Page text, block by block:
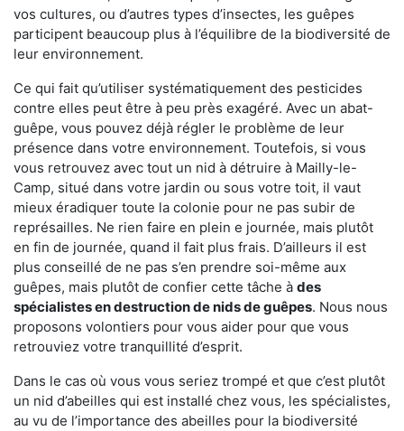
vos cultures, ou d’autres types d’insectes, les guêpes
participent beaucoup plus à l’équilibre de la biodiversité de
leur environnement.
Ce qui fait qu’utiliser systématiquement des pesticides
contre elles peut être à peu près exagéré. Avec un abat-
guêpe, vous pouvez déjà régler le problème de leur
présence dans votre environnement. Toutefois, si vous
vous retrouvez avec tout un nid à détruire à Mailly-le-
Camp, situé dans votre jardin ou sous votre toit, il vaut
mieux éradiquer toute la colonie pour ne pas subir de
représailles. Ne rien faire en plein e journée, mais plutôt
en fin de journée, quand il fait plus frais. D’ailleurs il est
plus conseillé de ne pas s’en prendre soi-même aux
guêpes, mais plutôt de confier cette tâche à des
spécialistes en destruction de nids de guêpes. Nous nous
proposons volontiers pour vous aider pour que vous
retrouviez votre tranquillité d’esprit.
Dans le cas où vous vous seriez trompé et que c’est plutôt
un nid d’abeilles qui est installé chez vous, les spécialistes,
au vu de l’importance des abeilles pour la biodiversité